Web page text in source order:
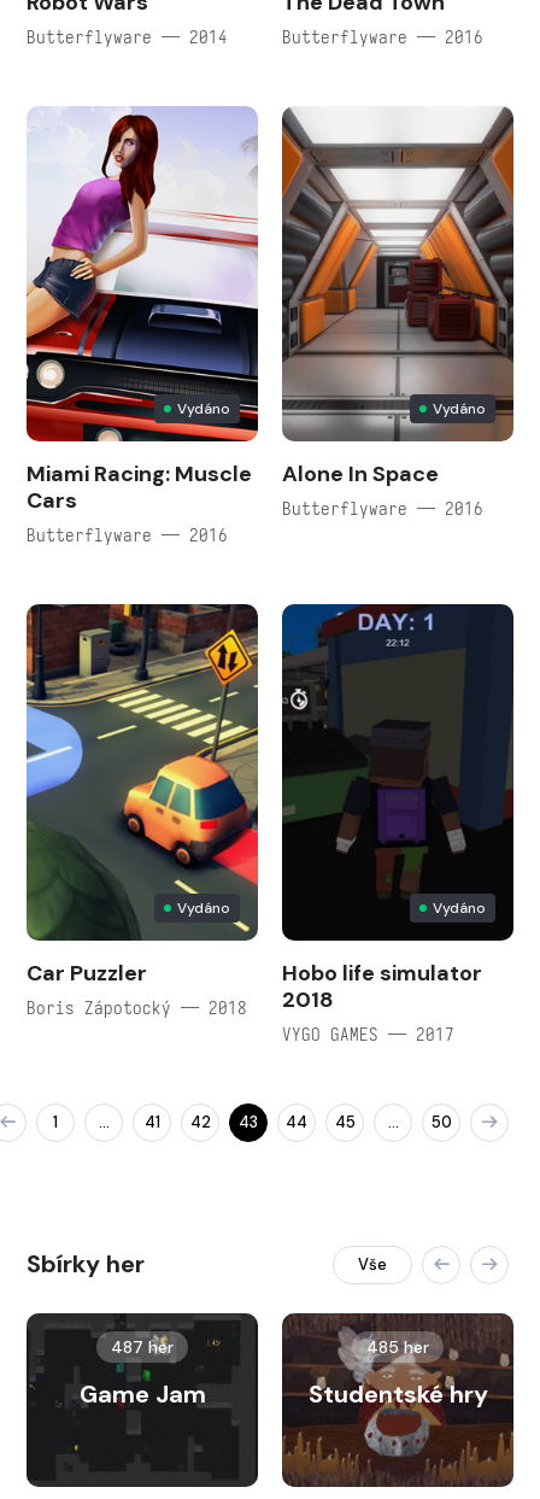
Butterflyware — 2014 Butterflyware — 2016
Vydáno
Miami Racing: Muscle
Cars
Butterflyware — 2016
Vydáno
Alone In Space
Butterflyware — 2016
Vydáno
Car Puzzler
Boris Zápotocký — 2018
Vydáno
Hobo life simulator
2018
VYGO GAMES — 2017
1 … 41 42 43 44 45 … 50
Sbírky her Vše
487 her
Game Jam
485 her
Studentské hry